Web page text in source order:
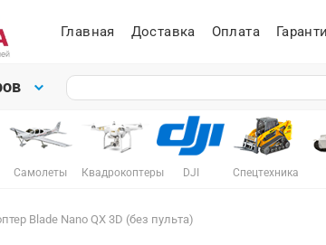
Главная Доставка Оплата
Самолеты Квадрокоптеры DJI Спецтехника
Blade Nano QX 3D (без пульта)